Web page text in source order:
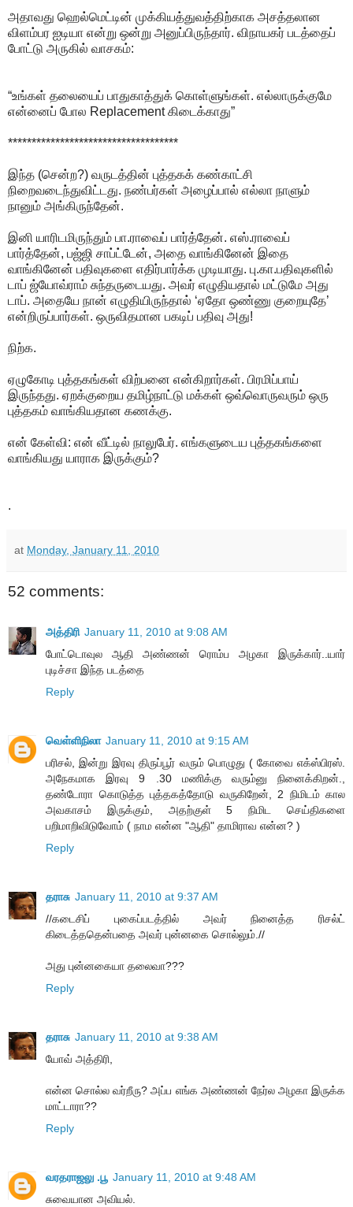
அதாவது ஹெல்மெட்டின் முக்கியத்துவத்திற்காக அசத்தலான
விளம்பர ஐடியா என்று ஒன்று அனுப்பிருந்தார். விநாயகர் படத்தைப்
போட்டு அருகில் வாசகம்:
“உங்கள் தலையைப் பாதுகாத்துக் கொள்ளுங்கள். எல்லாருக்குமே
என்னைப் போல Replacement கிடைக்காது”
************************************
இந்த (சென்ற?) வருடத்தின் புத்தகக் கண்காட்சி
நிறைவடைந்துவிட்டது. நண்பர்கள் அழைப்பால் எல்லா நாளும்
நானும் அங்கிருந்தேன்.
இனி யாரிடமிருந்தும் பா.ராவைப் பார்த்தேன். எஸ்.ராவைப்
பார்த்தேன், பஜ்ஜி சாப்ட்டேன், அதை வாங்கினேன் இதை
வாங்கினேன் பதிவுகளை எதிர்பார்க்க முடியாது. பு.கா.பதிவுகளில்
டாப் ஜ்யோவ்ராம் சுந்தருடையது. அவர் எழுதியதால் மட்டுமே அது
டாப். அதையே நான் எழுதியிருந்தால் ‘ஏதோ ஒண்ணு குறையுதே’
என்றிருப்பார்கள். ஒருவிதமான பகடிப் பதிவு அது!
நிற்க.
ஏழுகோடி புத்தகங்கள் விற்பனை என்கிறார்கள். பிரமிப்பாய்
இருந்தது. ஏறக்குறைய தமிழ்நாட்டு மக்கள் ஒவ்வொருவரும் ஒரு
புத்தகம் வாங்கியதான கணக்கு.
என் கேள்வி: என் வீட்டில் நாலுபேர். எங்களுடைய புத்தகங்களை
வாங்கியது யாராக இருக்கும்?
.
at Monday, January 11, 2010
52 comments:
அத்திரி January 11, 2010 at 9:08 AM
போட்டொவுல ஆதி அண்ணன் ரொம்ப அழகா இருக்கார்..யார்
புடிச்சா இந்த படத்தை
Reply
வெள்ளிநிலா January 11, 2010 at 9:15 AM
பரிசல், இன்று இரவு திருப்பூர் வரும் பொழுது ( கோவை எக்ஸ்பிரஸ்.
அநேகமாக இரவு 9 .30 மணிக்கு வரும்னு நினைக்கிறன்.,
தண்டோரா கொடுத்த புத்தகத்தோடு வருகிறேன், 2 நிமிடம் கால
அவகாசம் இருக்கும், அதற்குள் 5 நிமிட செய்திகளை
பறிமாறிவிடுவோம் ( நாம என்ன "ஆதி" தாமிராவ என்ன? )
Reply
தராசு January 11, 2010 at 9:37 AM
//கடைசிப் புகைப்படத்தில் அவர் நினைத்த ரிசல்ட்
கிடைத்ததென்பதை அவர் புன்னகை சொல்லும்.//
அது புன்னகையா தலைவா???
Reply
தராசு January 11, 2010 at 9:38 AM
யோவ் அத்திரி,
என்ன சொல்ல வர்றீரு? அப்ப எங்க அண்ணன் நேர்ல அழகா இருக்க
மாட்டாரா??
Reply
வரதராஜலு .பூ January 11, 2010 at 9:48 AM
சுவையான அவியல்.